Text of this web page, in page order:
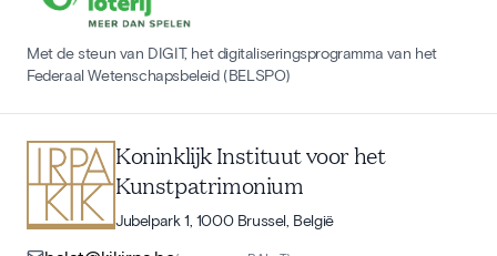
Met de steun van DIGIT, het digitaliseringsprogramma van het
Federaal Wetenschapsbeleid (BELSPO)
Koninklijk Instituut voor het
Kunstpatrimonium
Jubelpark 1, 1000 Brussel, België